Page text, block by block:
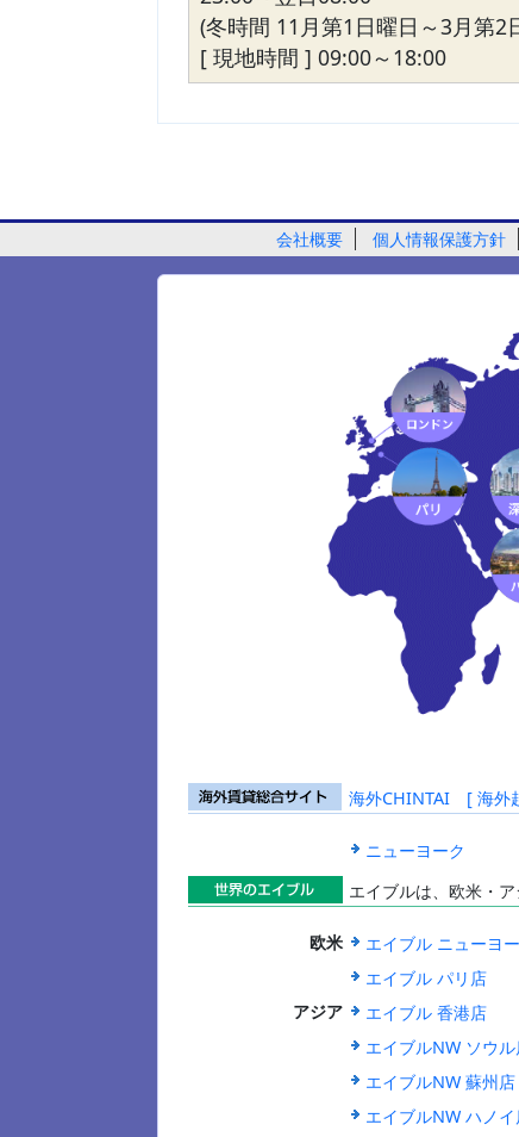
(冬時間 11月第1日曜日～3月第2
[ 現地時間 ] 09:00～18:00
会社概要 個人情報保護方針
海外賃貸総合
海外CHINTAI [ 海外
ニューヨーク
世界のエイブ
エイブルは、欧米・
欧米 エイブル ニューヨ
エイブル パリ店
アジア エイブル 香港店
エイブルNW ソウ
エイブルNW 蘇州店
エイブルNW ハノ